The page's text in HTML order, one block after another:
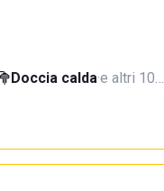
Doccia calda·e altri 10…